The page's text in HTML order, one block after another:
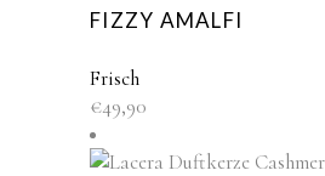
FIZZY AMALFI
Frisch
€49,90